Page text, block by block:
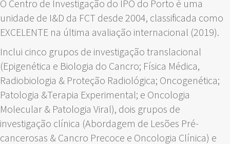
O Centro de Investigação do IPO do Porto é uma
unidade de I&D da FCT desde 2004, classificada como
EXCELENTE na última avaliação internacional (2019).
Inclui cinco grupos de investigação translacional
(Epigenética e Biologia do Cancro; Física Médica,
Radiobiologia & Proteção Radiológica; Oncogenética;
Patologia &Terapia Experimental; e Oncologia
Molecular & Patologia Viral), dois grupos de
investigação clínica (Abordagem de Lesões Pré-
cancerosas & Cancro Precoce e Oncologia Clínica) e